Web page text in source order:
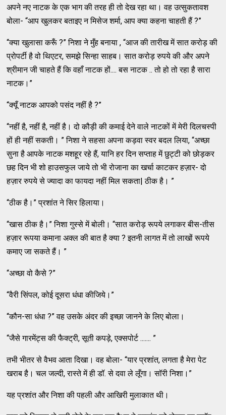
अपने नए नाटक के एक भाग की तरह ही तो देख रहा था। वह उत्सुकतावश
बोला- “आप खुलकर बताइए न मिसेज शर्मा, आप क्या कहना चाहती हैं ?”
“क्या खुलासा करूँ ?” निशा ने मुँह बनाया , “आज की तारीख में सात करोड़ की
प्रोपर्टी है वो थिएटर, समझे सिन्हा साहब। सात करोड़ रुपये की और अपने
श्रीमान जी चाहते हैं कि वहाँ नाटक हों.... बस नाटक .. तो हो तो रहा है सारा
नाटक।”
“क्यूँ नाटक आपको पसंद नहीं है ?”
“नहीं है, नहीं है, नहीं है। दो कौड़ी की कमाई देने वाले नाटकों में मेरी दिलचस्पी
हों ही नहीं सकती। ” निशा ने सहसा अपना कड़वा स्वर बदल लिया, “अच्छा
सुना है आपके नाटक मशहूर रहे हैं, यानि हर दिन सप्ताह में छुट्टी को छोड़कर
छह दिन भी शो हाउसफुल जाये तो भी रोजाना का खर्चा काटकर हज़ार- दो
हज़ार रुपये से ज्यादा का फायदा नहीं मिल सकता| ठीक है। ”
“ठीक है।” प्रशांत ने सिर हिलाया।
“खास ठीक है।” निशा गुस्से में बोली। “सात करोड़ रूपये लगाकर बीस-तीस
हज़ार रूपया कमाना अक्ल की बात है क्या ? इतनी लागत में तो लाखों रूपये
कमाए जा सकते हैं। ”
“अच्छा वो कैसे ?”
“वैरी सिंपल, कोई दूसरा धंधा कीजिये।”
“कौन-सा धंधा ?” वह उसके अंदर की इच्छा जानने के लिए बोला।
“जैसे गारमेंट्स की फैक्ट्री, सूती कपड़े, एक्सपोर्ट ....... ”
तभी भीतर से वैभव आता दिखा। वह बोला- “यार प्रशांत, लगता है मेरा पेट
खराब है। चल जल्दी, रास्ते में ही डॉ. से दवा ले लूँगा। सॉरी निशा।”
यह प्रशांत और निशा की पहली और आखिरी मुलाकात थी।